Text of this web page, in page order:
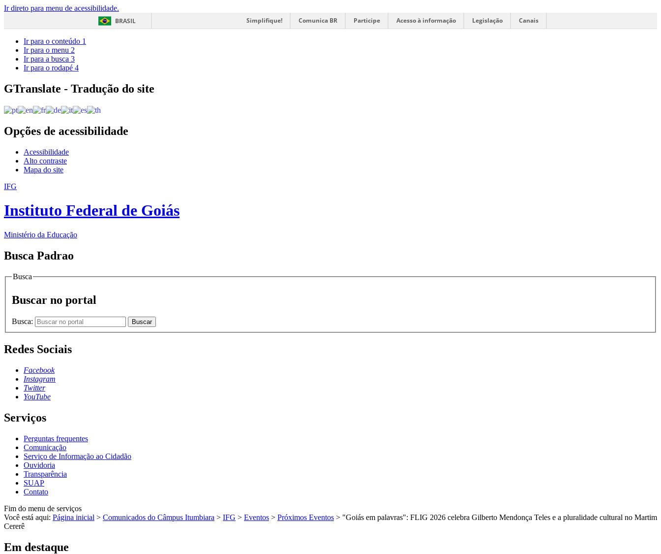
Ir direto para menu de acessibilidade.
BRASIL
Simplifique! Comunica BR Participe Acesso à informação Legislação Canais
Ir para o conteúdo 1
Ir para o menu 2
Ir para a busca 3
Ir para o rodapé 4
GTranslate - Tradução do site
Opções de acessibilidade
Acessibilidade
Alto contraste
Mapa do site
IFG
Instituto Federal de Goiás
Ministério da Educação
Busca Padrao
Busca
Buscar no portal
Busca: Buscar
Redes Sociais
Facebook
Instagram
Twitter
YouTube
Serviços
Perguntas frequentes
Comunicação
Serviço de Informação ao Cidadão
Ouvidoria
Transparência
SUAP
Contato
Fim do menu de serviços
Você está aqui: Página inicial > Comunicados do Câmpus Itumbiara > IFG > Eventos > Próximos Eventos > "Goiás em palavras": FLIG 2026 celebra Gilberto Mendonça Teles e a pluralidade cultural no Martim
Cererê
Em destaque